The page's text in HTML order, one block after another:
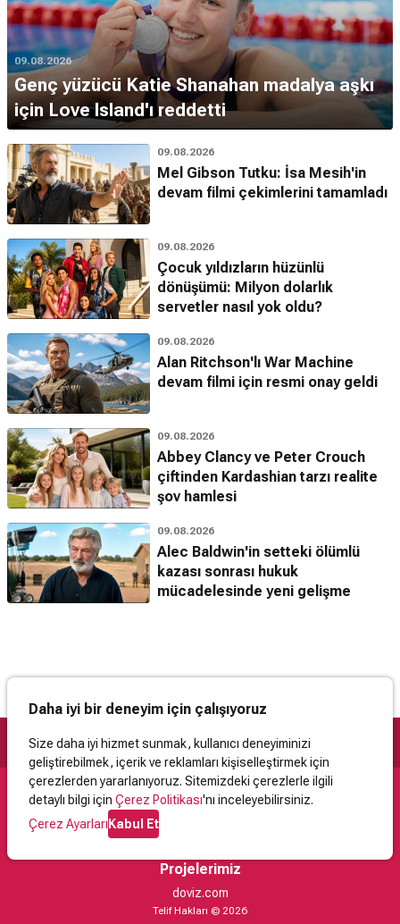
09.08.2026
Genç yüzücü Katie Shanahan madalya aşkı
için Love Island'ı reddetti
09.08.2026
Mel Gibson Tutku: İsa Mesih'in
devam filmi çekimlerini tamamladı
09.08.2026
Çocuk yıldızların hüzünlü
dönüşümü: Milyon dolarlık
servetler nasıl yok oldu?
09.08.2026
Alan Ritchson'lı War Machine
devam filmi için resmi onay geldi
09.08.2026
Abbey Clancy ve Peter Crouch
çiftinden Kardashian tarzı realite
şov hamlesi
09.08.2026
Alec Baldwin'in setteki ölümlü
kazası sonrası hukuk
mücadelesinde yeni gelişme
Daha iyi bir deneyim için çalışıyoruz
Size daha iyi hizmet sunmak, kullanıcı deneyiminizi
geliştirebilmek, içerik ve reklamları kişiselleştirmek için
çerezlerden yararlanıyoruz. Sitemizdeki çerezlerle ilgili
detaylı bilgi için Çerez Politikası'nı inceleyebilirsiniz.
Çerez AyarlarıKabul Et
Destek
İletişimYardımKullanıcı Sözleşmesi
Projelerimiz
doviz.com
Telif Hakları © 2026